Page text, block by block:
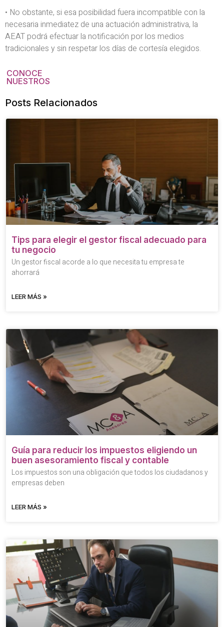
• No obstante, si esa posibilidad fuera incompatible con la
necesaria inmediatez de una actuación administrativa, la
AEAT podrá efectuar la notificación por los medios
tradicionales y sin respetar los días de cortesía elegidos.
CONOCE
NUESTROS
Posts Relacionados
Tips para elegir el gestor fiscal adecuado para
tu negocio
Un gestor fiscal acorde a lo que necesita tu empresa te
ahorrará
LEER MÁS »
Guía para reducir los impuestos eligiendo un
buen asesoramiento fiscal y contable
Los impuestos son una obligación que todos los ciudadanos y
empresas deben
LEER MÁS »